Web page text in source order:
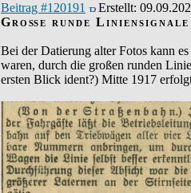
Beitrag #120191 Erstellt:
Große runde Liniensignale
Bei der Datierung alter Fotos kann
waren, durch die großen runden
ersten Blick ident?) Mitte 1917